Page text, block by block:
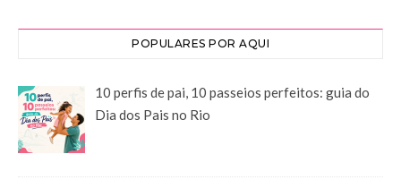
POPULARES POR AQUI
10 perfis de pai, 10 passeios perfeitos: guia do
Dia dos Pais no Rio